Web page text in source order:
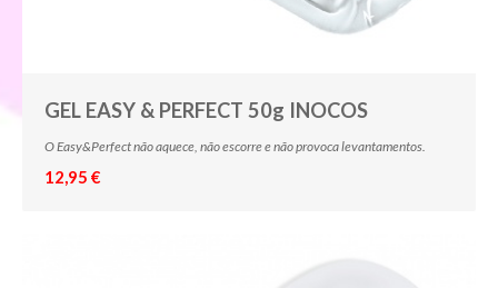
GEL EASY & PERFECT 50g INOCOS
O Easy&Perfect não aquece, não escorre e não provoca levantamentos.
12,95 €